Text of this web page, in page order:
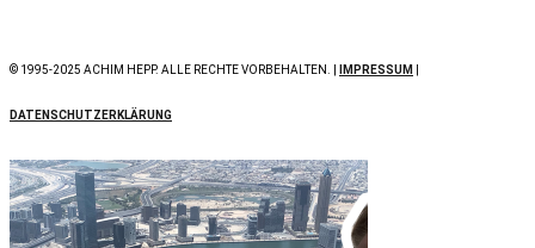
© 1995-2025 ACHIM HEPP. ALLE RECHTE VORBEHALTEN. | IMPRESSUM
DATENSCHUTZERKLÄRUNG